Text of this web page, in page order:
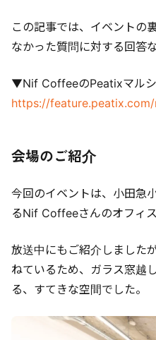
この記事では、イベントの
なかった質問に対する回答
▼Nif CoffeeのPeatixマル
https://
会場のご紹介
今回のイベントは、小田急
るNif Coffeeさんのオフィス
放送中にもご紹介しました
ねているため、ガラス窓越
る、すてきな空間でした。